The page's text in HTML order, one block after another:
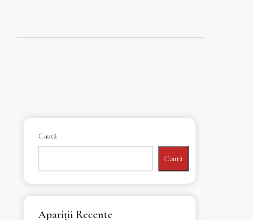
Caută
Caută
Apariții Recente